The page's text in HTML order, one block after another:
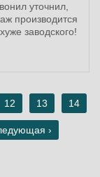
уточнил,
производится
заводского!
12 13 14
›